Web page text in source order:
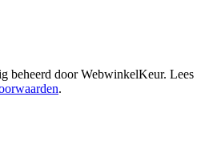
beheerd doorWebwinkelKeur. Lees
.